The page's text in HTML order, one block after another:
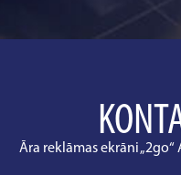
Āra reklāmas ekrāni